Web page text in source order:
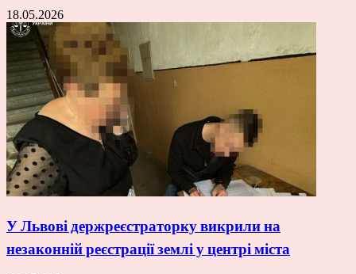
18.05.2026
У Львові держреєстраторку викрили на
незаконній реєстрації землі у центрі міста